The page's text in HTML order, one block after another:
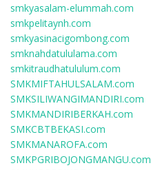
smkyasalam-elummah.com
smkpelitaynh.com
smkyasinacigombong.com
smknahdatululama.com
smkitraudhatululum.com
SMKMIFTAHULSALAM.com
SMKSILIWANGIMANDIRI.com
SMKMANDIRIBERKAH.com
SMKCBTBEKASI.com
SMKMANAROFA.com
SMKPGRIBOJONGMANGU.com